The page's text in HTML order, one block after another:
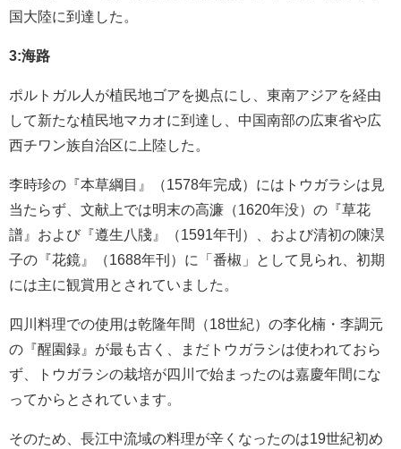
国大陸に到達した。
3:海路
ポルトガル人が植民地ゴアを拠点にし、東南アジアを経由
して新たな植民地マカオに到達し、中国南部の広東省や広
西チワン族自治区に上陸した。
李時珍の『本草綱目』（1578年完成）にはトウガラシは見
当たらず、文献上では明末の高濂（1620年没）の『草花
譜』および『遵生八牋』（1591年刊）、および清初の陳淏
子の『花鏡』（1688年刊）に「番椒」として見られ、初期
には主に観賞用とされていました。
四川料理での使用は乾隆年間（18世紀）の李化楠・李調元
の『醒園録』が最も古く、まだトウガラシは使われておら
ず、トウガラシの栽培が四川で始まったのは嘉慶年間にな
ってからとされています。
そのため、長江中流域の料理が辛くなったのは19世紀初め